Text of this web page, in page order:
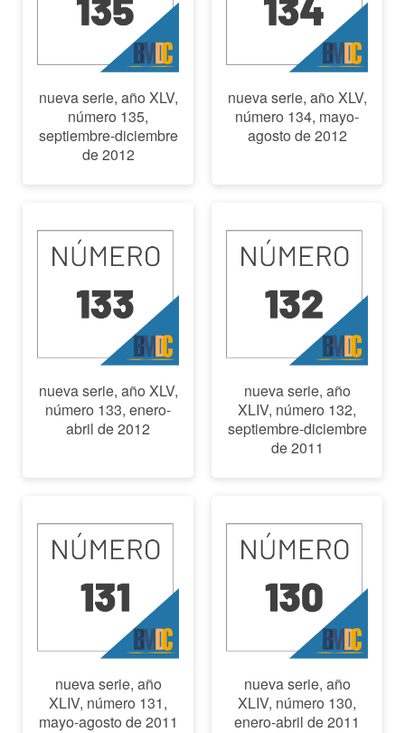
nueva serie, año XLV,
número 135,
septiembre-diciembre
de 2012
nueva serie, año XLV,
número 134, mayo-
agosto de 2012
nueva serie, año XLV,
número 133, enero-
abril de 2012
nueva serie, año
XLIV, número 132,
septiembre-diciembre
de 2011
nueva serie, año
XLIV, número 131,
mayo-agosto de 2011
nueva serie, año
XLIV, número 130,
enero-abril de 2011